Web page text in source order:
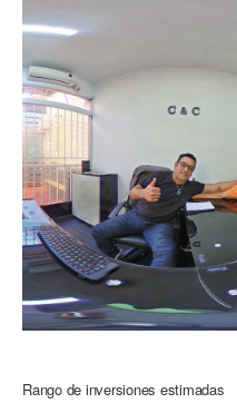
Rango de inversiones estimadas